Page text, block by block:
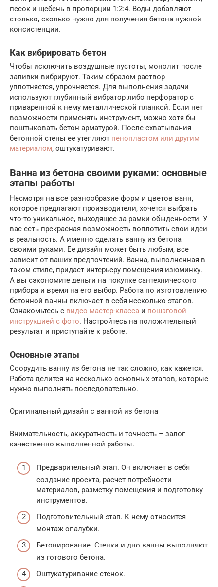
песок и щебень в пропорции 1:2:4. Воды добавляют
столько, сколько нужно для получения бетона нужной
консистенции.
Как вибрировать бетон
Чтобы исключить воздушные пустоты, монолит после
заливки вибрируют. Таким образом раствор
уплотняется, упрочняется. Для выполнения задачи
используют глубинный вибратор либо перфоратор с
приваренной к нему металлической планкой. Если нет
возможности применять инструмент, можно хотя бы
поштыковать бетон арматурой. После схватывания
бетонной стены ее утепляют пенопластом или другим
материалом, оштукатуривают.
Ванна из бетона своими руками: основные
этапы работы
Несмотря на все разнообразие форм и цветов ванн,
которое предлагают производители, хочется выбрать
что-то уникальное, выходящее за рамки обыденности. У
вас есть прекрасная возможность воплотить свои идеи
в реальность. А именно сделать ванну из бетона
своими руками. Ее дизайн может быть любым, все
зависит от ваших предпочтений. Ванна, выполненная в
таком стиле, придаст интерьеру помещения изюминку.
А вы сэкономите деньги на покупке сантехнического
прибора и время на его выбор. Работа по изготовлению
бетонной ванны включает в себя несколько этапов.
Ознакомьтесь с видео мастер-класса и пошаговой
инструкцией с фото. Настройтесь на положительный
результат и приступайте к работе.
Основные этапы
Соорудить ванну из бетона не так сложно, как кажется.
Работа делится на несколько основных этапов, которые
нужно выполнять последовательно.
Оригинальный дизайн с ванной из бетона
Внимательность, аккуратность и точность – залог
качественно выполненной работы.
Предварительный этап. Он включает в себя
создание проекта, расчет потребности
материалов, разметку помещения и подготовку
инструментов.
Подготовительный этап. К нему относится
монтаж опалубки.
Бетонирование. Стенки и дно ванны выполняют
из готового бетона.
Оштукатуривание стенок.